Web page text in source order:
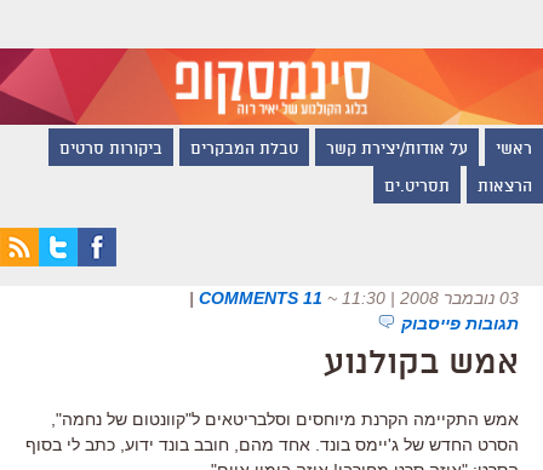
ראשי על אודות/יצירת קשר טבלת המבקרים ביקורות סרטים
הרצאות תסריט.ים
03 נובמבר 2008 | 11:30 ~
11 COMMENTS
|
תגובות פייסבוק
אמש בקולנוע
אמש התקיימה הקרנת מיוחסים וסלבריטאים ל"קוונטום של נחמה",
הסרט החדש של ג'יימס בונד. אחד מהם, חובב בונד ידוע, כתב לי בסוף